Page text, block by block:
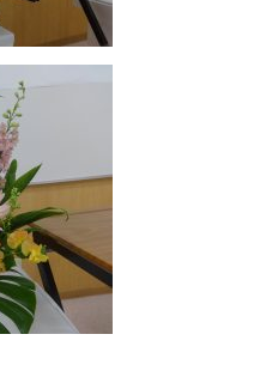
東京都町田市森野1-7-8
8時30分〜17時30分)